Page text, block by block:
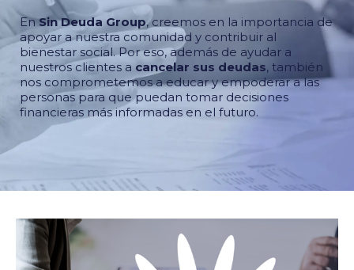
EnSin Deuda Group, creemos en la importancia de
apoyar a nuestra comunidad y contribuir al
bienestar social. Por eso, además de ayudar a
nuestros clientes a cancelar sus deudas, también
nos comprometemos a educar y empoderar a las
personas para que puedan tomar decisiones
financieras más informadas en el futuro.